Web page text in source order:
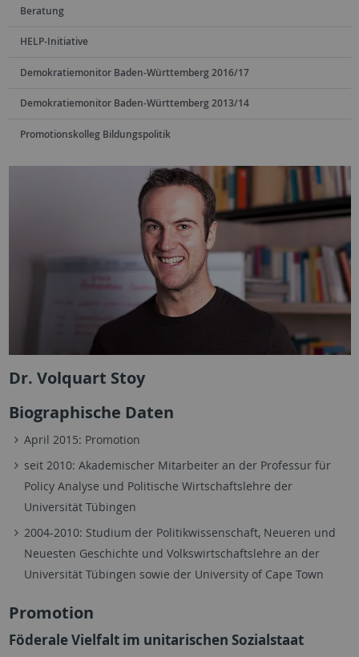
Beratung
HELP-Initiative
Demokratiemonitor Baden-Württemberg 2016/17
Demokratiemonitor Baden-Württemberg 2013/14
Promotionskolleg Bildungspolitik
Dr. Volquart Stoy
Biographische Daten
April 2015: Promotion
seit 2010: Akademischer Mitarbeiter an der Professur für
Policy Analyse und Politische Wirtschaftslehre der
Universität Tübingen
2004-2010: Studium der Politikwissenschaft, Neueren und
Neuesten Geschichte und Volkswirtschaftslehre an der
Universität Tübingen sowie der University of Cape Town
Promotion
Föderale Vielfalt im unitarischen Sozialstaat